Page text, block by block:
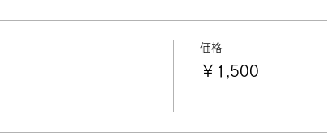
価格
￥1,500